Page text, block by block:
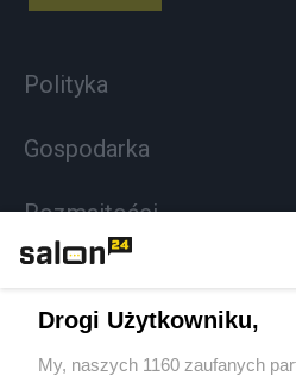
Polityka
Gospodarka
Rozmaitości
Sport
Drogi Użytkowniku,
My, naszych 1160 zaufanych